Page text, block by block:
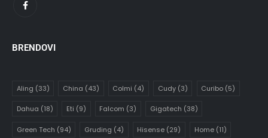
BRENDOVI
Aling (33) China (43) Colmi (4) Cudy(3) Curibo (5)
Dahua (18) Eti (9) Falcom (3) Gigatech (38)
Green Tech (94) Gruding (4) Hisense (29) Home(11)